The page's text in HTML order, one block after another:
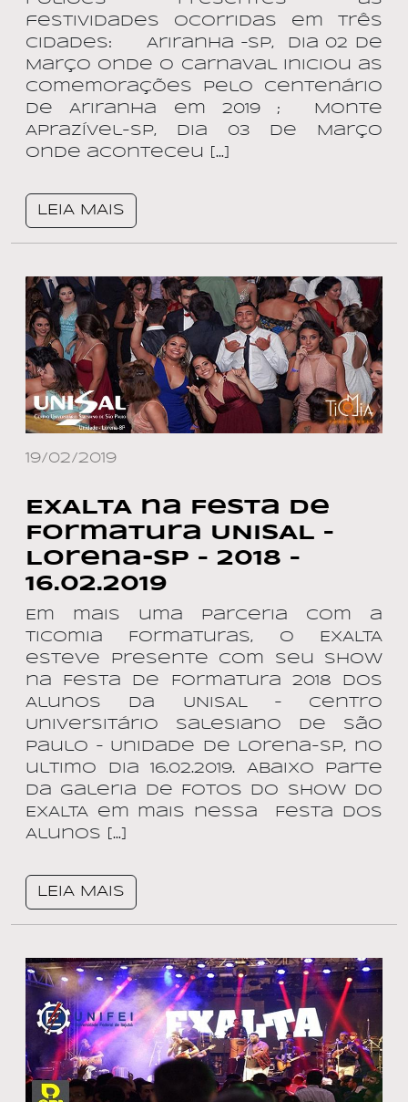
festividades ocorridas em três
Cidades: Ariranha –SP, dia 02 de
Março onde o Carnaval iniciou as
comemorações pelo Centenário
de Ariranha em 2019 ; Monte
Aprazível-SP, dia 03 de Março
onde aconteceu […]
LEIA MAIS
19/02/2019
EXALTA na Festa de
Formatura UNISAL –
Lorena-SP – 2018 –
16.02.2019
Em mais uma parceria com a
Ticomia Formaturas, o EXALTA
esteve presente com seu show
na Festa de Formatura 2018 dos
Alunos da UNISAL – Centro
Universitário Salesiano de São
Paulo – Unidade de Lorena-SP, no
ultimo dia 16.02.2019. Abaixo parte
da Galeria de Fotos do Show do
EXALTA em mais nessa Festa dos
Alunos […]
LEIA MAIS